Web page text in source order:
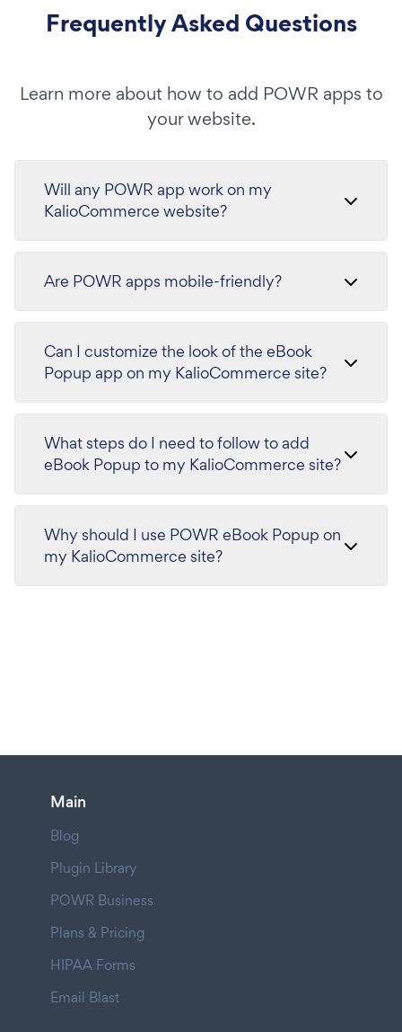
Frequently Asked Questions
Learn more about how to add POWR apps to
your website.
Will any POWR app work on my
KalioCommerce website?
Are POWR apps mobile-friendly?
Can I customize the look of the eBook
Popup app on my KalioCommerce site?
What steps do I need to follow to add
eBook Popup to my KalioCommerce site?
Why should I use POWR eBook Popup on
my KalioCommerce site?
Main
Blog
Plugin Library
POWR Business
Plans & Pricing
HIPAA Forms
Email Blast